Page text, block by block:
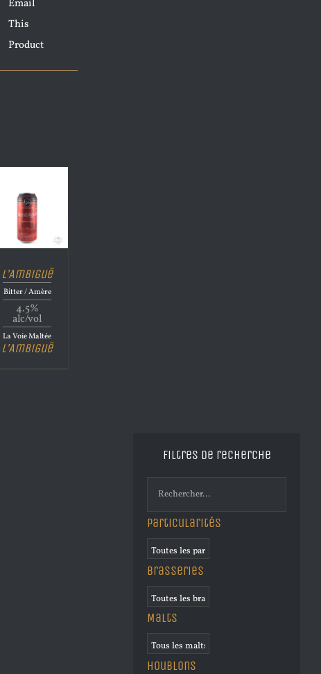
Email
This
Product
L’Ambiguë
Bitter / Amère
4.5%
alc/vol
La Voie Maltée
L’Ambiguë
Filtres de recherche
Particularités
Brasseries
Malts
Houblons